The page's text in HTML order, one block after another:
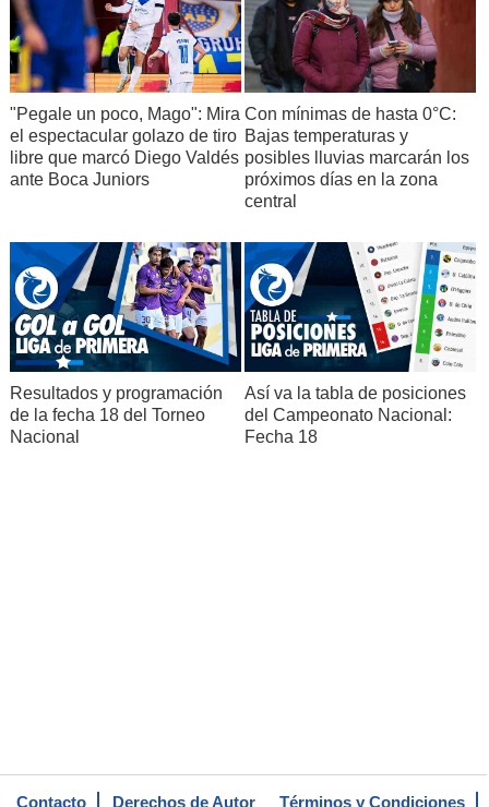
"Pegale un poco, Mago": Mira
el espectacular golazo de tiro
libre que marcó Diego Valdés
ante Boca Juniors
Con mínimas de hasta 0°C:
Bajas temperaturas y
posibles lluvias marcarán los
próximos días en la zona
central
Resultados y programación
de la fecha 18 del Torneo
Nacional
Así va la tabla de posiciones
del Campeonato Nacional:
Fecha 18
Contacto Derechos de Autor Términos y Condiciones